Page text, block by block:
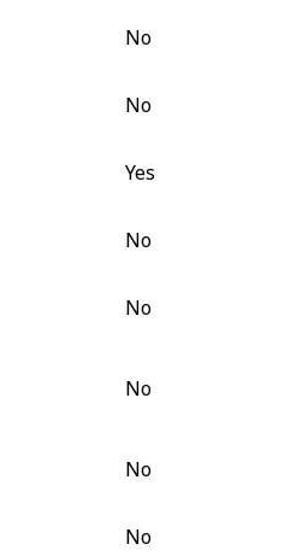
No
No
Yes
No
No
No
No
No